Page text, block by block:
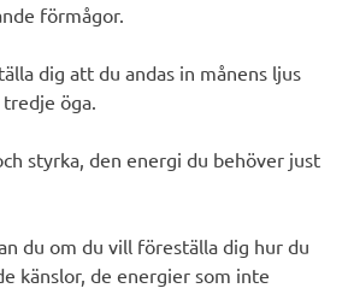
förmågor.
dig att du andas in månens ljus
öga.
styrka, den energi du behöver just
du om du vill föreställa dig hur du
känslor, de energier som inte